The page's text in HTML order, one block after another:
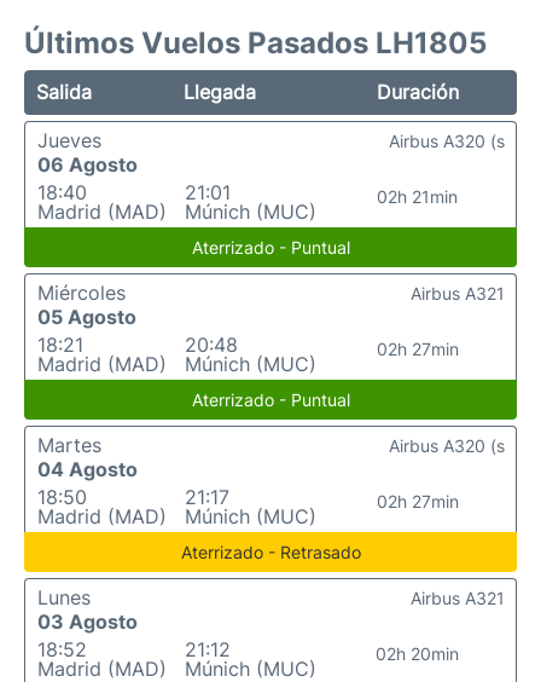
Últimos Vuelos Pasados LH1805
Salida Llegada
Duración
Jueves
06 Agosto
18:40
Madrid (MAD)
21:01
Múnich (MUC)
02h 21min
Airbus A320 (s
Aterrizado - Puntual
Miércoles
05 Agosto
18:21
Madrid (MAD)
20:48
Múnich (MUC)
02h 27min
Airbus A321
Aterrizado - Puntual
Martes
04 Agosto
18:50
Madrid (MAD)
21:17
Múnich (MUC)
02h 27min
Airbus A320 (s
Aterrizado - Retrasado
Lunes
03 Agosto
18:52
Madrid (MAD)
21:12
Múnich (MUC)
02h 20min
Airbus A321